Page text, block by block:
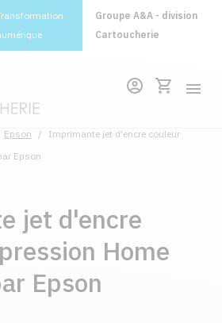
Groupe A&A - division
Cartoucherie
Epson /
Imprimante jet d'encre couleur
Epson
jet d'encre
Home
Epson